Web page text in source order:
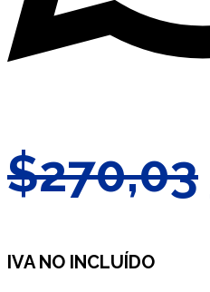
$270,03
IVA NO INCLUÍDO